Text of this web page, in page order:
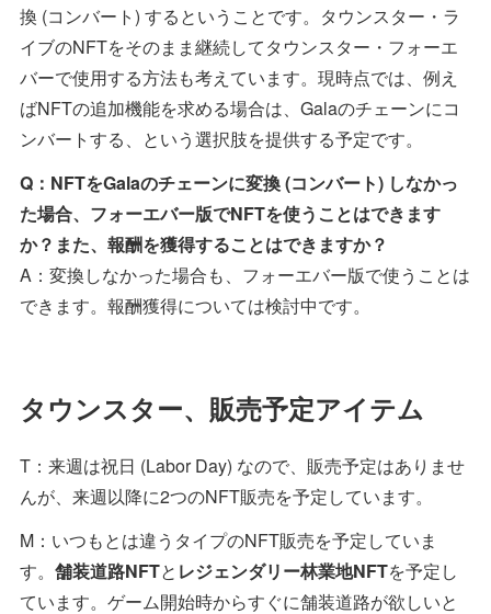
換 (コンバート) するということです。タウンスター・ラ
イブのNFTをそのまま継続してタウンスター・フォーエ
バーで使用する方法も考えています。現時点では、例え
ばNFTの追加機能を求める場合は、Galaのチェーンにコ
ンバートする、という選択肢を提供する予定です。
Q：NFTをGalaのチェーンに変換 (コンバート) しなかっ
た場合、フォーエバー版でNFTを使うことはできます
か？また、報酬を獲得することはできますか？
A：変換しなかった場合も、フォーエバー版で使うことは
できます。報酬獲得については検討中です。
タウンスター、販売予定アイテム
T：来週は祝日 (Labor Day) なので、販売予定はありませ
んが、来週以降に2つのNFT販売を予定しています。
M：いつもとは違うタイプのNFT販売を予定していま
す。 舗装道路NFTと レジェンダリー林業地NFTを予定し
ています。ゲーム開始時からすぐに舗装道路が欲しいと